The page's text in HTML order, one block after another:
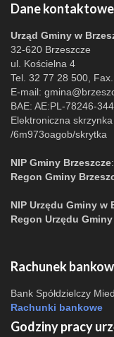
Dane kontaktowe
Urząd Gminy w
32-620 Brzeszcze
ul. Kościelna 4
Tel. 32 77 28 500,
E-mail:
BAE: AE:PL-78246-
Elektroniczna
/6m973oagob/skrytka
NIP Gminy Brzeszcze
Regon Gminy
NIP Urzędu Gminy w
Regon Urzędu
Rachunek
Bank Spółdzielczy
Rachunki bankowe
Godziny pracy